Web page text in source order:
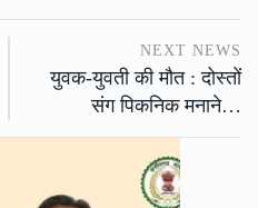
NEXT NEWS
युवक-युवती की मौत : दोस्तों
संग पिकनिक मनाने…